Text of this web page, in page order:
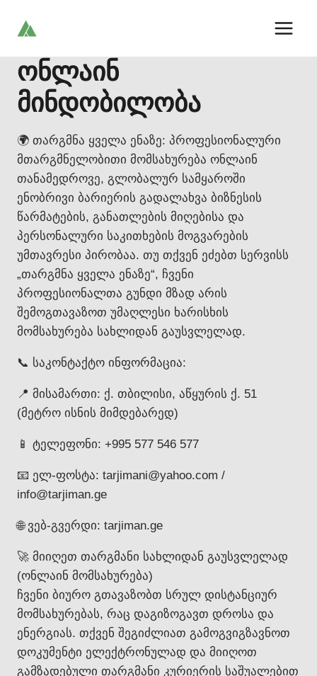
ონლაინ
მინდობილობა
🌍 თარგმნა ყველა ენაზე: პროფესიონალური
მთარგმნელობითი მომსახურება ონლაინ
თანამედროვე, გლობალურ სამყაროში
ენობრივი ბარიერის გადალახვა ბიზნესის
წარმატების, განათლების მიღებისა და
პერსონალური საკითხების მოგვარების
უმთავრესი პირობაა. თუ თქვენ ეძებთ სერვისს
„თარგმნა ყველა ენაზე“, ჩვენი
პროფესიონალთა გუნდი მზად არის
შემოგთავაზოთ უმაღლესი ხარისხის
მომსახურება სახლიდან გაუსვლელად.
📞 საკონტაქტო ინფორმაცია:
📍 მისამართი: ქ. თბილისი, აწყურის ქ. 51
(მეტრო ისნის მიმდებარედ)
📱 ტელეფონი: +995 577 546 577
📧 ელ-ფოსტა: tarjimani@yahoo.com /
info@tarjiman.ge
🌐 ვებ-გვერდი: tarjiman.ge
🚀 მიიღეთ თარგმანი სახლიდან გაუსვლელად
(ონლაინ მომსახურება)
ჩვენი ბიურო გთავაზობთ სრულ დისტანციურ
მომსახურებას, რაც დაგიზოგავთ დროსა და
ენერგიას. თქვენ შეგიძლიათ გამოგვიგზავნოთ
დოკუმენტი ელექტრონულად და მიიღოთ
გამზადებული თარგმანი კურიერის საშუალებით